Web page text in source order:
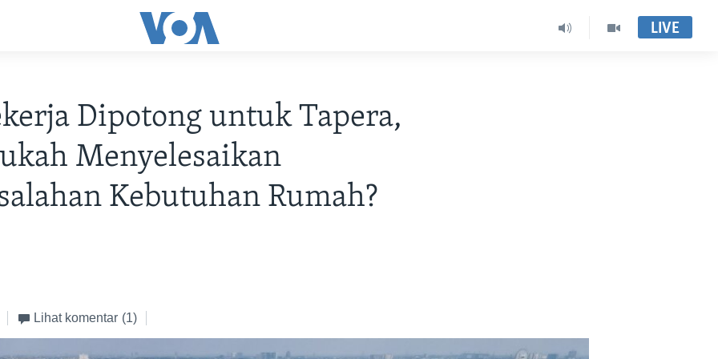
LIVE
Dipotong untuk Tapera,
Menyelesaikan
Kebutuhan Rumah?
Lihat komentar (1)